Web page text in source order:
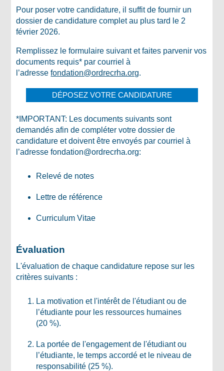
Pour poser votre candidature, il suffit de fournir un
dossier de candidature complet au plus tard le 2
février 2026.
Remplissez le formulaire suivant et faites parvenir vos
documents requis* par courriel à
l’adressefondation@ordrecrha.org.
DÉPOSEZ VOTRE CANDIDATURE
*IMPORTANT: Les documents suivants sont
demandés afin de compléter votre dossier de
candidature et doivent être envoyés par courriel à
l’adresse fondation@ordrecrha.org:
Relevé de notes
Lettre de référence
Curriculum Vitae
Évaluation
L'évaluation de chaque candidature repose sur les
critères suivants :
La motivation et l'intérêt de l'étudiant ou de
l’étudiante pour les ressources humaines
(20 %).
La portée de l'engagement de l'étudiant ou
l’étudiante, le temps accordé et le niveau de
responsabilité (25 %).